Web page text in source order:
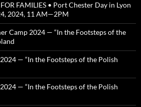
FAMILIES • Port Chester Day in Lyon
2024, 11 AM—2PM
Camp 2024 — “In the Footsteps of the
— “In the Footsteps of the Polish
— “In the Footsteps of the Polish